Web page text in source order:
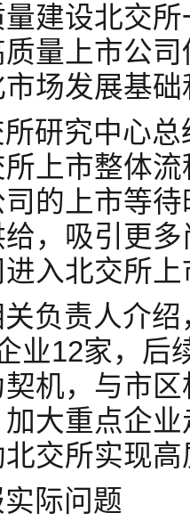
建设北交
量上市公
场发展基
研究中心
上市整体
的上市等
，吸引更
入北交所
负责人介
业12家，后
契机，与市
大重点企
交所实现
际问题